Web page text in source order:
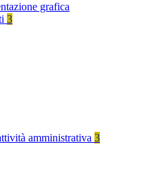
grafica
3
amministrativa 3